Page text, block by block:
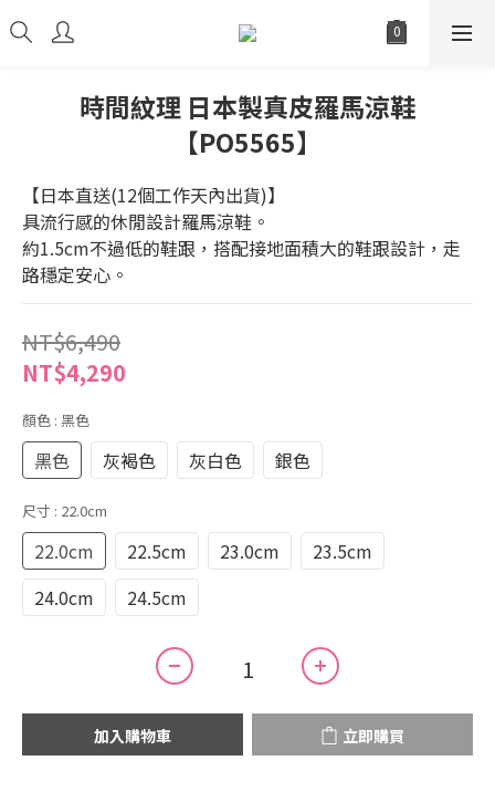
時間紋理 日本製真皮羅馬涼鞋
【PO5565】
【日本直送(12個工作天內出貨)】
具流行感的休閒設計羅馬涼鞋。
約1.5cm不過低的鞋跟，搭配接地面積大的鞋跟設計，走
路穩定安心。
NT$6,490
NT$4,290
顏色 : 黑色
黑色 灰褐色 灰白色 銀色
尺寸 : 22.0cm
22.0cm 22.5cm 23.0cm
23.5cm
24.0cm
24.5cm
加入購物車 立即購買